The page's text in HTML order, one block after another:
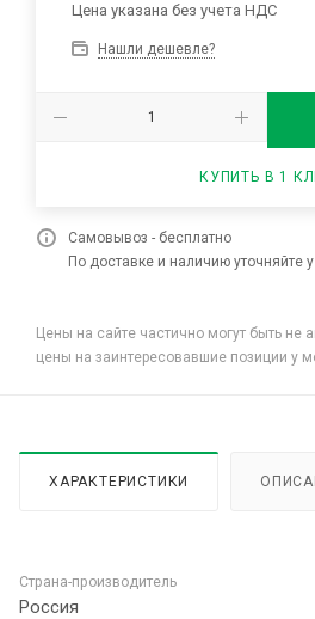
Цена указана без учета НДС
Нашли дешевле?
КУПИТЬ В 1
Самовывоз - бесплатно
По доставке и наличию уточняйте
Цены на сайте частично могут быть не
цены на заинтересовавшие позиции у
ХАРАКТЕРИСТИКИ
Страна-производитель
Россия